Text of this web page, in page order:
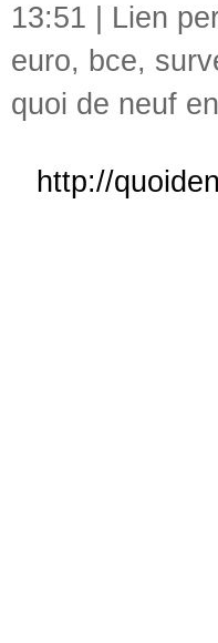
13:51 | Lien
euro, bce,
quoi de neuf
http://